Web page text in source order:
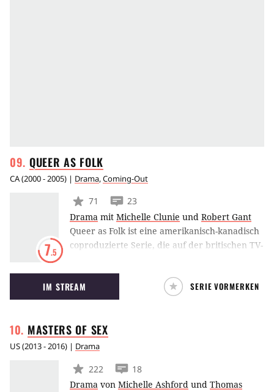
QUEER AS FOLK
CA(2000 - 2005) | Drama,Coming-Out
7.5
71
23
Drama mit Michelle Clunie und Robert Gant
Queer as Folk ist eine amerikanisch-kanadisch
coproduzierte Serie, die auf der britischen TV-
Leben von fünf schwulen Männern in
Pittsburgh, Pennsylvania. Neben der
ungewohnt realistischen Darstellung schwulen
expliziten Sexszenen berühmt.
IM STREAM SERIE VORMERKEN
MASTERS OF SEX
US(2013 - 2016) | Drama
222
18
Drama von Michelle Ashford und Thomas